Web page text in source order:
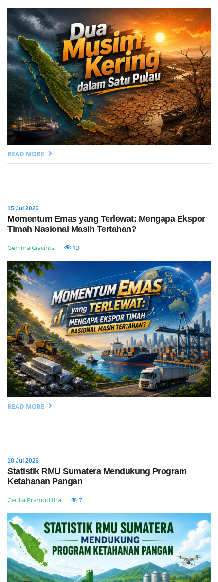
READ MORE
15 Jul 2026
Momentum Emas yang Terlewat: Mengapa Ekspor
Timah Nasional Masih Tertahan?
Gemma Giacinta 13
READ MORE
10 Jul 2026
Statistik RMU Sumatera Mendukung Program
Ketahanan Pangan
Cecilia Pramuditha 7